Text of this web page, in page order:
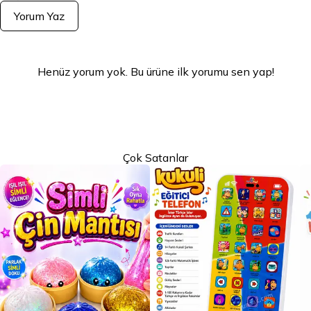
Yorum Yaz
Henüz yorum yok. Bu ürüne ilk yorumu sen yap!
Çok Satanlar